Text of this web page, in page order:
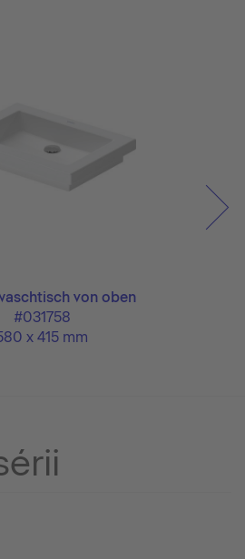
von oben
#031758
x 415 mm